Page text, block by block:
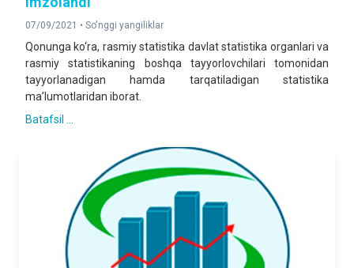
07/09/2021 • So'nggi yangiliklar
Qonunga ko‘ra, rasmiy statistika davlat statistika organlari va
rasmiy statistikaning boshqa tayyorlovchilari tomonidan
tayyorlanadigan hamda tarqatiladigan statistika
ma’lumotlaridan iborat.
Batafsil ...